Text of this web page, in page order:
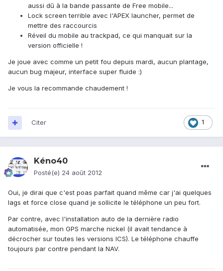
aussi dû à la bande passante de Free mobile...
Lock screen terrible avec l'APEX launcher, permet de
mettre des raccourcis
Réveil du mobile au trackpad, ce qui manquait sur la
version officielle !
Je joue avec comme un petit fou depuis mardi, aucun plantage,
aucun bug majeur, interface super fluide :)
Je vous la recommande chaudement !
1
Citer
Kéno40
Posté(e) 24 août 2012
Oui, je dirai que c'est poas parfait quand même car j'ai quelques
lags et force close quand je sollicite le téléphone un peu fort.
Par contre, avec l'installation auto de la dernière radio
automatisée, mon GPS marche nickel (il avait tendance à
décrocher sur toutes les versions ICS). Le téléphone chauffe
toujours par contre pendant la NAV.